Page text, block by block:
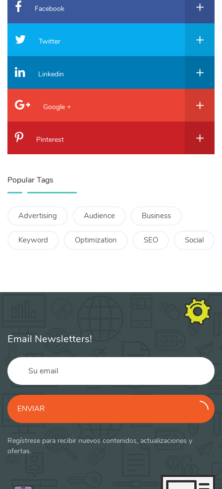
Facebook
Twitter
Linkedin
Google +
Pinterest
Popular Tags
Advertising Audience Business
Keyword Optimization SEO Social
Email Newsletters!
ENVIAR
Regístrese para recibir nuevos contenidos, actualizaciones y
ofertas.